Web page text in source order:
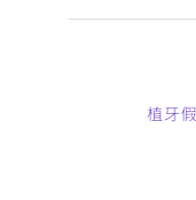
植牙